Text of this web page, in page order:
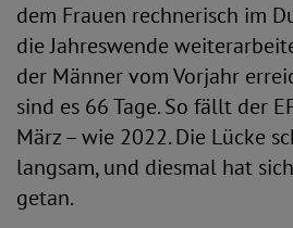
dem Frauen rechnerisch im
die Jahreswende
der Männer vom Vorjahr
sind es 66 Tage. So fällt der
März – wie 2022. Die Lücke
langsam, und diesmal hat
getan.